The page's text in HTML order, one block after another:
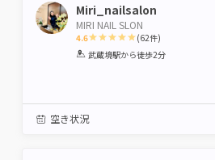
Miri_nailsalon
MIRI NAIL SLON
4.6
1 2 3 4 5
(62件)
武蔵境駅から徒歩2分
空き状況